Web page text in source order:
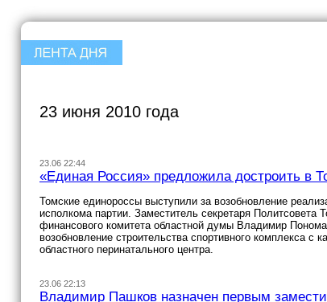
23 июня 2010 года
23.06 22:44
«Единая Россия» предложила достроить в
Томские единороссы выступили за возобновление
исполкома партии. Заместитель секретаря Политсовета
финансового комитета областной думы Владимир
возобновление строительства спортивного комплекса
областного перинатального центра.
23.06 22:13
Владимир Пашков назначен первым